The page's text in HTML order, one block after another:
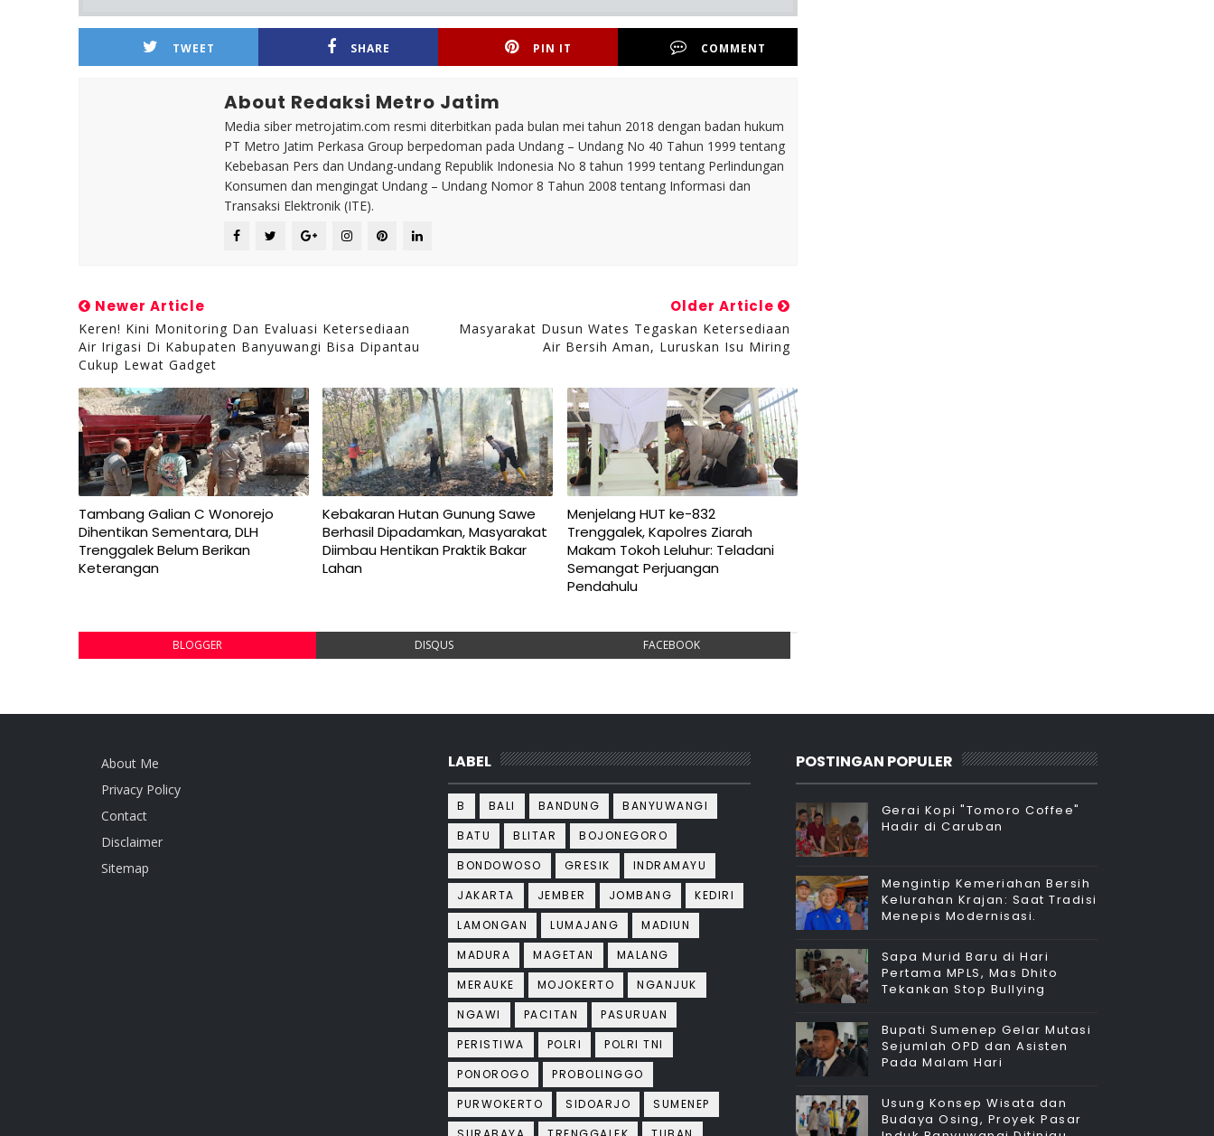
TWEET SHARE PIN IT COMMENT
About Redaksi Metro Jatim
Media siber metrojatim.com resmi diterbitkan pada bulan mei tahun 2018 dengan badan hukum
PT Metro Jatim Perkasa Group berpedoman pada Undang – Undang No 40 Tahun 1999 tentang
Kebebasan Pers dan Undang-undang Republik Indonesia No 8 tahun 1999 tentang Perlindungan
Konsumen dan mengingat Undang – Undang Nomor 8 Tahun 2008 tentang Informasi dan
Transaksi Elektronik (ITE).
Newer Article
Keren! Kini Monitoring Dan Evaluasi Ketersediaan
Air Irigasi Di Kabupaten Banyuwangi Bisa Dipantau
Cukup Lewat Gadget
Older Article
Masyarakat Dusun Wates Tegaskan Ketersediaan
Air Bersih Aman, Luruskan Isu Miring
Tambang Galian C Wonorejo
Dihentikan Sementara, DLH
Trenggalek Belum Berikan
Keterangan
Kebakaran Hutan Gunung Sawe
Berhasil Dipadamkan, Masyarakat
Diimbau Hentikan Praktik Bakar
Lahan
Menjelang HUT ke-832
Trenggalek, Kapolres Ziarah
Makam Tokoh Leluhur: Teladani
Semangat Perjuangan
Pendahulu
BLOGGER DISQUS FACEBOOK
About Me
Privacy Policy
Contact
Disclaimer
Sitemap
LABEL
B BALI BANDUNG
BANYUWANGI
BATU
BLITAR
BOJONEGORO
BONDOWOSO
GRESIK
INDRAMAYU
JAKARTA
JEMBER JOMBANG
KEDIRI
LAMONGAN
LUMAJANG
MADIUN
MADURA
MAGETAN
MALANG
MERAUKE
MOJOKERTO
NGANJUK
NGAWI
PACITAN
PASURUAN
PERISTIWA
POLRI
POLRI TNI
PONOROGO
PROBOLINGGO
PURWOKERTO
SIDOARJO
SUMENEP
POSTINGAN POPULER
Gerai Kopi "Tomoro Coffee"
Hadir di Caruban
Mengintip Kemeriahan Bersih
Kelurahan Krajan: Saat Tradisi
Menepis Modernisasi.
Sapa Murid Baru di Hari
Pertama MPLS, Mas Dhito
Tekankan Stop Bullying
Bupati Sumenep Gelar Mutasi
Sejumlah OPD dan Asisten
Pada Malam Hari
Usung Konsep Wisata dan
Budaya Osing, Proyek Pasar